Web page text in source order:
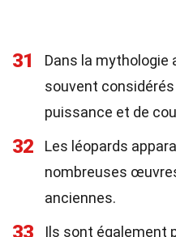
31
Dans la mythologie
souvent
puissance et de
32
Les léopards
nombreuses
anciennes.
33 Ils sont également